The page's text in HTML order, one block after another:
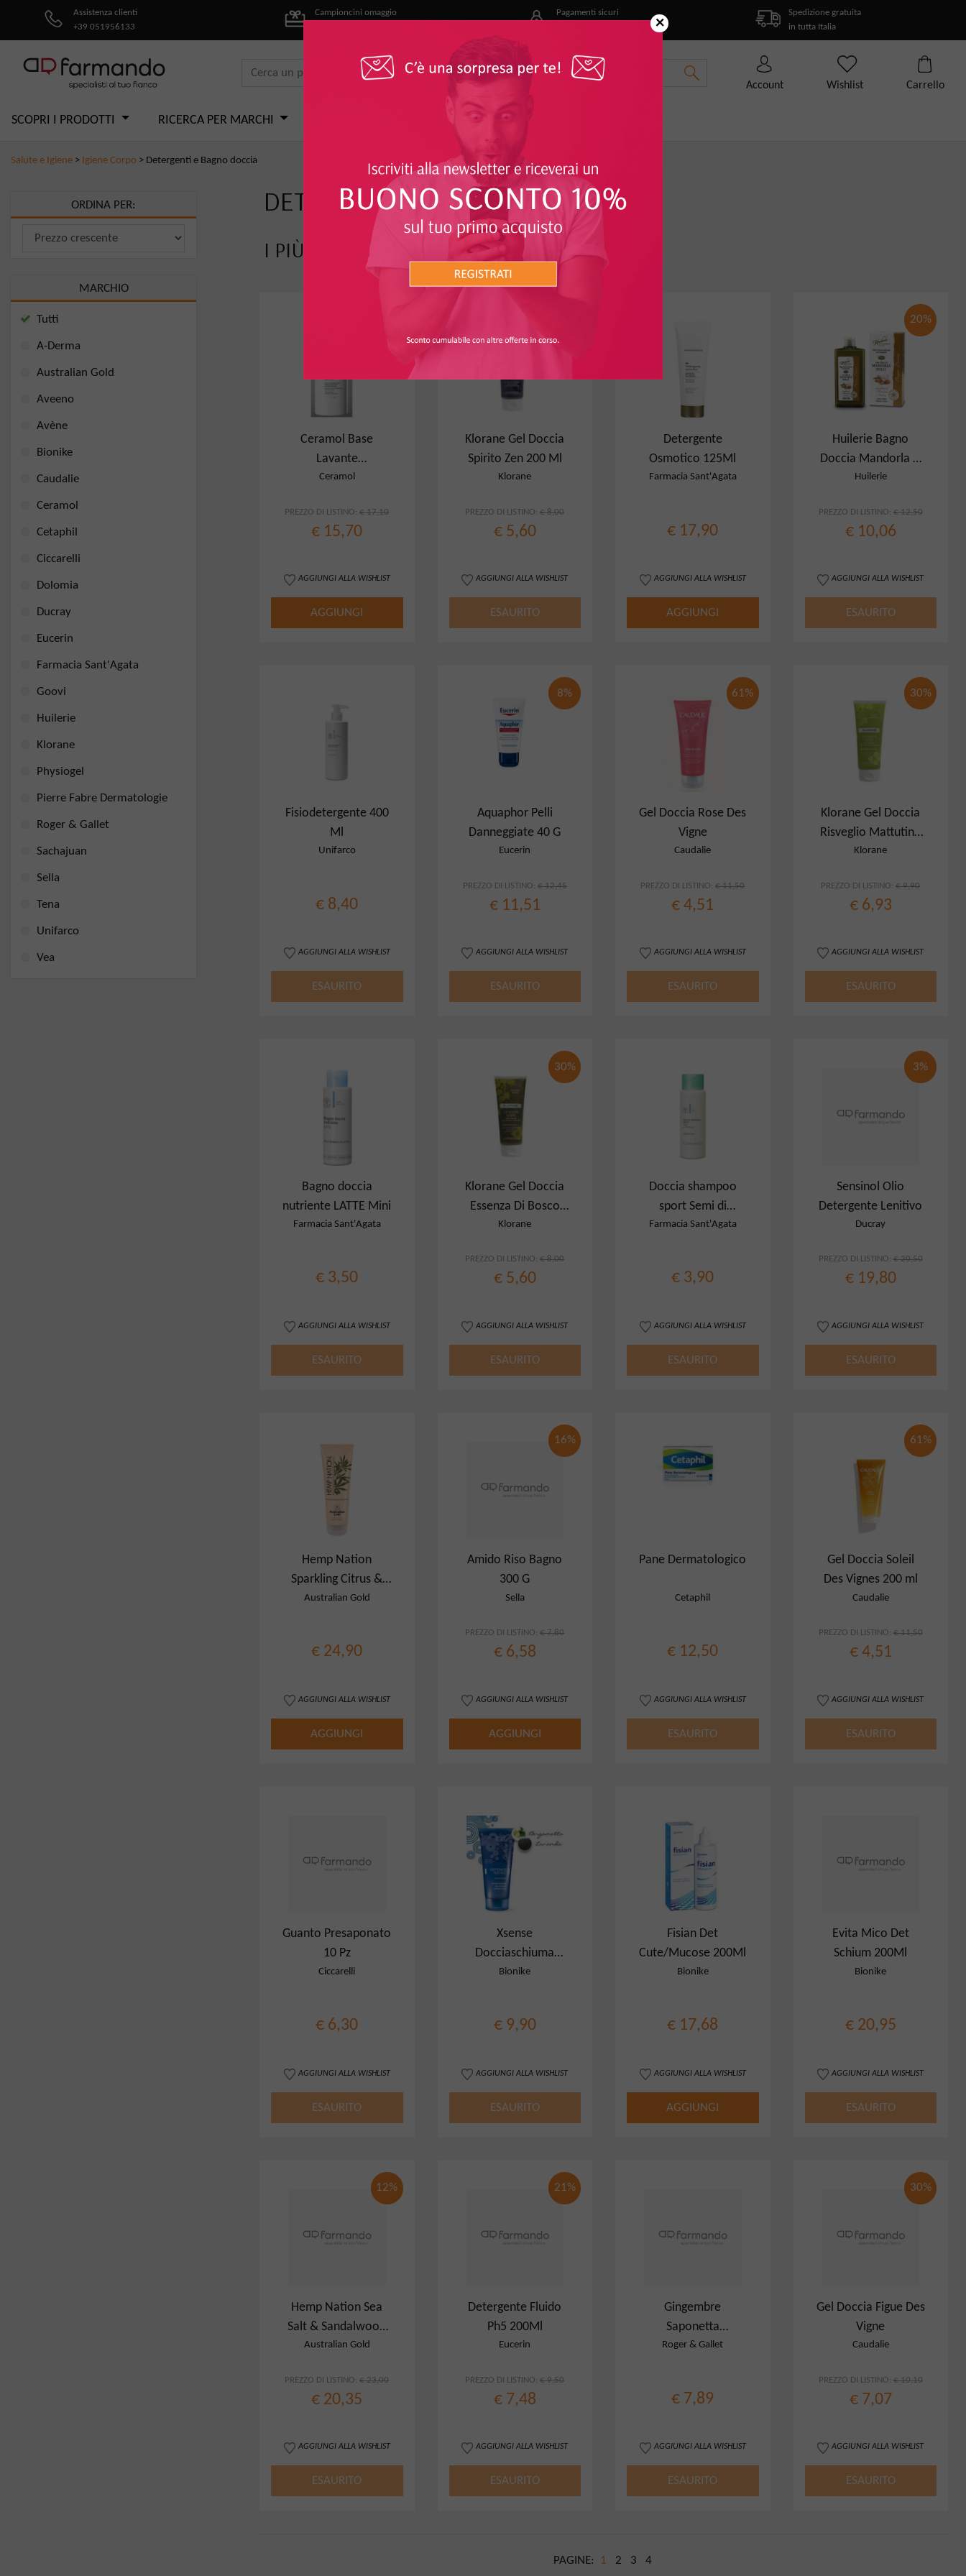
Assistenza clienti
+39 051956133
Campioncini omaggio
Pagamenti sicuri
Spedizione gratuita
in tutta Italia
Account Wishlist Carrello
SCOPRI I PRODOTTI RICERCA PER MARCHI PROTEGGITI SOLARI
Salute e Igiene > Igiene Corpo > Detergenti e Bagno doccia
ORDINA PER:
MARCHIO
Tutti
A-Derma
Australian Gold
Aveeno
Avène
Bionike
Caudalie
Ceramol
Cetaphil
Ciccarelli
Dolomia
Ducray
Eucerin
Farmacia Sant'Agata
Goovi
Huilerie
Klorane
Physiogel
Pierre Fabre Dermatologie
Roger & Gallet
Sachajuan
Sella
Tena
Unifarco
Vea
DETERGENTI E BAGNO DOCCIA
I PIÙ RICHIESTI
Ceramol Base
Lavante
Schiumogena
Ceramol
PREZZO DI LISTINO: € 17,10
€ 15,70
AGGIUNGI ALLA WISHLIST
AGGIUNGI
Klorane Gel Doccia
Spirito Zen 200 Ml
Klorane
PREZZO DI LISTINO: € 8,00
€ 5,60
AGGIUNGI ALLA WISHLIST
ESAURITO
Detergente
Osmotico 125Ml
Farmacia Sant'Agata
€ 17,90
AGGIUNGI ALLA WISHLIST
AGGIUNGI
20%
Huilerie Bagno
Doccia Mandorla &
Verbena
Huilerie
PREZZO DI LISTINO: € 12,50
€ 10,06
AGGIUNGI ALLA WISHLIST
ESAURITO
Fisiodetergente 400
Ml
Unifarco
€ 8,40
AGGIUNGI ALLA WISHLIST
ESAURITO
8%
Aquaphor Pelli
Danneggiate 40 G
Eucerin
PREZZO DI LISTINO: € 12,45
€ 11,51
AGGIUNGI ALLA WISHLIST
ESAURITO
61%
Gel Doccia Rose Des
Vigne
Caudalie
PREZZO DI LISTINO: € 11,50
€ 4,51
AGGIUNGI ALLA WISHLIST
ESAURITO
30%
Klorane Gel Doccia
Risveglio Mattutino
200 Ml
Klorane
PREZZO DI LISTINO: € 9,90
€ 6,93
AGGIUNGI ALLA WISHLIST
ESAURITO
Bagno doccia
nutriente LATTE Mini
Farmacia Sant'Agata
€ 3,50
AGGIUNGI ALLA WISHLIST
ESAURITO
30%
Klorane Gel Doccia
Essenza Di Bosco
200 Ml
Klorane
PREZZO DI LISTINO: € 8,00
€ 5,60
AGGIUNGI ALLA WISHLIST
ESAURITO
Doccia shampoo
sport Semi di
Pompelmo Mini
Farmacia Sant'Agata
€ 3,90
AGGIUNGI ALLA WISHLIST
ESAURITO
3%
Sensinol Olio
Detergente Lenitivo
Ducray
PREZZO DI LISTINO: € 20,50
€ 19,80
AGGIUNGI ALLA WISHLIST
ESAURITO
Hemp Nation
Sparkling Citrus &
Champagne Body
Australian Gold
€ 24,90
AGGIUNGI ALLA WISHLIST
AGGIUNGI
16%
Amido Riso Bagno
300 G
Sella
PREZZO DI LISTINO: € 7,80
€ 6,58
AGGIUNGI ALLA WISHLIST
AGGIUNGI
Pane Dermatologico
Cetaphil
€ 12,50
AGGIUNGI ALLA WISHLIST
ESAURITO
61%
Gel Doccia Soleil
Des Vignes 200 ml
Caudalie
PREZZO DI LISTINO: € 11,50
€ 4,51
AGGIUNGI ALLA WISHLIST
ESAURITO
Guanto Presaponato
10 Pz
Ciccarelli
€ 6,30
AGGIUNGI ALLA WISHLIST
ESAURITO
Xsense
Docciaschiuma
Ocean Wave
Bionike
€ 9,90
AGGIUNGI ALLA WISHLIST
ESAURITO
Fisian Det
Cute/Mucose 200Ml
Bionike
€ 17,68
AGGIUNGI ALLA WISHLIST
AGGIUNGI
Evita Mico Det
Schium 200Ml
Bionike
€ 20,95
AGGIUNGI ALLA WISHLIST
ESAURITO
12%
Hemp Nation Sea
Salt & Sandalwood
Body Wash
Australian Gold
PREZZO DI LISTINO: € 23,00
€ 20,35
AGGIUNGI ALLA WISHLIST
ESAURITO
21%
Detergente Fluido
Ph5 200Ml
Eucerin
PREZZO DI LISTINO: € 9,50
€ 7,48
AGGIUNGI ALLA WISHLIST
ESAURITO
Gingembre
Saponetta
Profumata
Roger & Gallet
€ 7,89
AGGIUNGI ALLA WISHLIST
ESAURITO
30%
Gel Doccia Figue Des
Vigne
Caudalie
PREZZO DI LISTINO: € 10,10
€ 7,07
AGGIUNGI ALLA WISHLIST
ESAURITO
PAGINE: 1 2 3 4
×